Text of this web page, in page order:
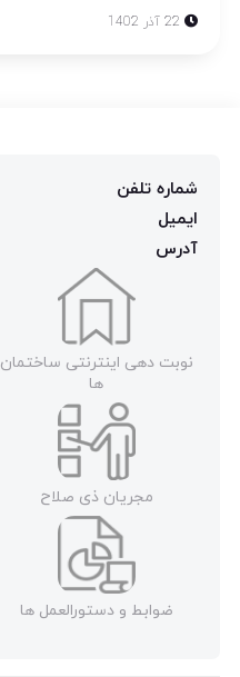
22 آذر 1402
شماره تلفن
ایمیل
آدرس
نوبت دهی اینترنتی ساختمان
ها
مجریان ذی صلاح
ضوابط و دستورالعمل ها